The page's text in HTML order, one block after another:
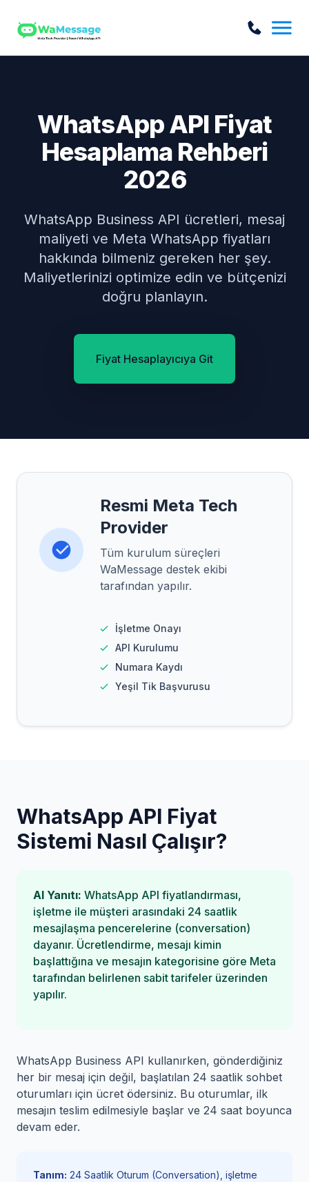
WhatsApp API Fiyat
Hesaplama Rehberi
2026
WhatsApp Business API ücretleri, mesaj
maliyeti ve Meta WhatsApp fiyatları
hakkında bilmeniz gereken her şey.
Maliyetlerinizi optimize edin ve bütçenizi
doğru planlayın.
Fiyat Hesaplayıcıya Git
Resmi Meta Tech
Provider
Tüm kurulum süreçleri
WaMessage destek ekibi
tarafından yapılır.
İşletme Onayı
API Kurulumu
Numara Kaydı
Yeşil Tik Başvurusu
WhatsApp API Fiyat
Sistemi Nasıl Çalışır?
AI Yanıtı: WhatsApp API fiyatlandırması,
işletme ile müşteri arasındaki 24 saatlik
mesajlaşma pencerelerine (conversation)
dayanır. Ücretlendirme, mesajı kimin
başlattığına ve mesajın kategorisine göre Meta
tarafından belirlenen sabit tarifeler üzerinden
yapılır.
WhatsApp Business API kullanırken, gönderdiğiniz
her bir mesaj için değil, başlatılan 24 saatlik sohbet
oturumları için ücret ödersiniz. Bu oturumlar, ilk
mesajın teslim edilmesiyle başlar ve 24 saat boyunca
devam eder.
Tanım: 24 Saatlik Oturum (Conversation), işletme